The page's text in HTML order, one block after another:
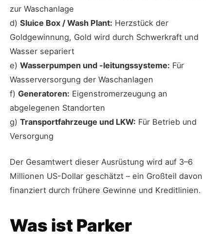
zur Waschanlage
d) Sluice Box / Wash Plant: Herzstück der
Goldgewinnung, Gold wird durch Schwerkraft und
Wasser separiert
e) Wasserpumpen und -leitungssysteme: Für
Wasserversorgung der Waschanlagen
f) Generatoren: Eigenstromerzeugung an
abgelegenen Standorten
g) Transportfahrzeuge und LKW: Für Betrieb und
Versorgung
Der Gesamtwert dieser Ausrüstung wird auf 3–6
Millionen US-Dollar geschätzt – ein Großteil davon
finanziert durch frühere Gewinne und Kreditlinien.
Was ist Parker